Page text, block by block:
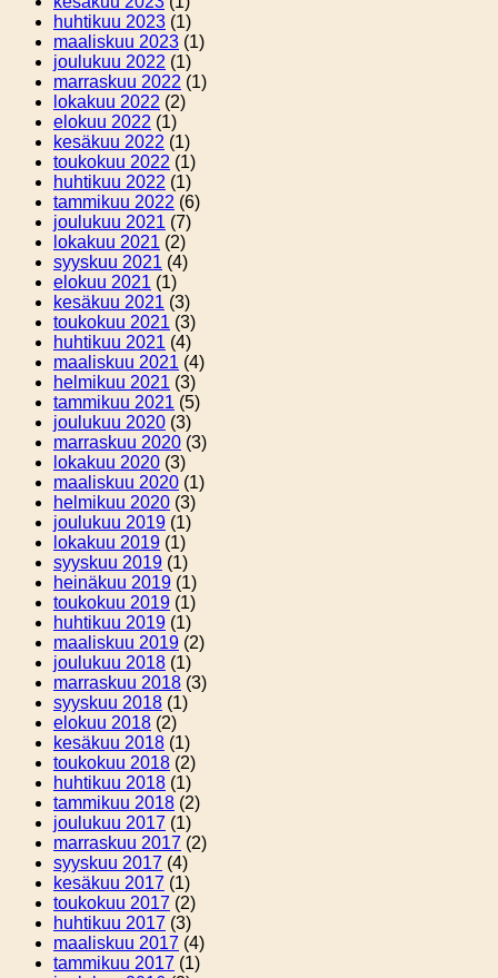
huhtikuu 2023 (1)
maaliskuu 2023 (1)
joulukuu 2022 (1)
marraskuu 2022 (1)
lokakuu 2022 (2)
elokuu 2022 (1)
kesäkuu 2022 (1)
toukokuu 2022 (1)
huhtikuu 2022 (1)
tammikuu 2022 (6)
joulukuu 2021 (7)
lokakuu 2021 (2)
syyskuu 2021 (4)
elokuu 2021 (1)
kesäkuu 2021 (3)
toukokuu 2021 (3)
huhtikuu 2021 (4)
maaliskuu 2021 (4)
helmikuu 2021 (3)
tammikuu 2021 (5)
joulukuu 2020 (3)
marraskuu 2020 (3)
lokakuu 2020 (3)
maaliskuu 2020 (1)
helmikuu 2020 (3)
joulukuu 2019 (1)
lokakuu 2019 (1)
syyskuu 2019 (1)
heinäkuu 2019 (1)
toukokuu 2019 (1)
huhtikuu 2019 (1)
maaliskuu 2019 (2)
joulukuu 2018 (1)
marraskuu 2018 (3)
syyskuu 2018 (1)
elokuu 2018 (2)
kesäkuu 2018 (1)
toukokuu 2018 (2)
huhtikuu 2018 (1)
tammikuu 2018 (2)
joulukuu 2017 (1)
marraskuu 2017 (2)
syyskuu 2017 (4)
kesäkuu 2017 (1)
toukokuu 2017 (2)
huhtikuu 2017 (3)
maaliskuu 2017 (4)
tammikuu 2017 (1)